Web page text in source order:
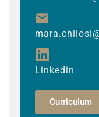
Linkedin
Curriculum